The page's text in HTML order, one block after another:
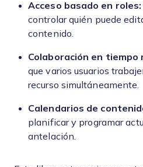
Acceso basado en roles:
controlar quién puede
contenido.
Colaboración en tiempo
que varios usuarios
recurso simultáneamente.
Calendarios de
planificar y programar
antelación.